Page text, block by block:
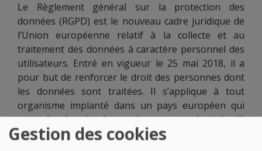
Le Règlement général sur la protection des
données (RGPD) est le nouveau cadre juridique de
l’Union européenne relatif à la collecte et au
traitement des données à caractère personnel des
utilisateurs. Entré en vigueur le 25 mai 2018, il a
pour but de renforcer le droit des personnes dont
les données sont traitées. Il s’applique à tout
organisme implanté dans un pays européen qui
traite des données à caractère personnel, ainsi qu’à
toute entité à travers le monde qui traite des
Gestion des cookies